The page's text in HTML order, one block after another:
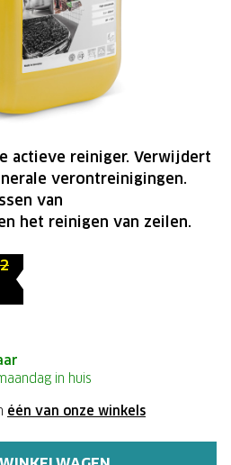
in huis
één van onze winkels
actieve reiniger. Verwijdert
verontreinigingen.
van
het reinigen van zeilen.